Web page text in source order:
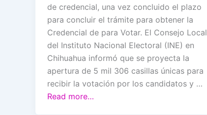
de credencial, una vez concluido el plazo
para concluir el trámite para obtener la
Credencial de para Votar. El Consejo Local
del Instituto Nacional Electoral (INE) en
Chihuahua informó que se proyecta la
apertura de 5 mil 306 casillas únicas para
recibir la votación por los candidatos y …
Read more…